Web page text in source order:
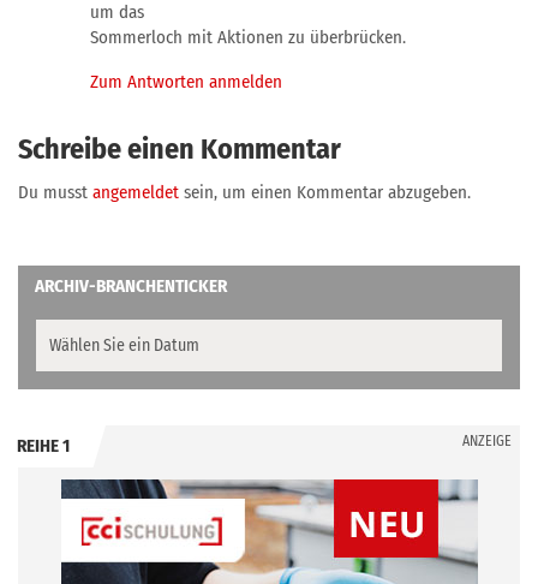
um das
Sommerloch mit Aktionen zu überbrücken.
Zum Antworten anmelden
Schreibe einen Kommentar
Du musst angemeldet sein, um einen Kommentar abzugeben.
ARCHIV-BRANCHENTICKER
REIHE 1 ANZEIGE